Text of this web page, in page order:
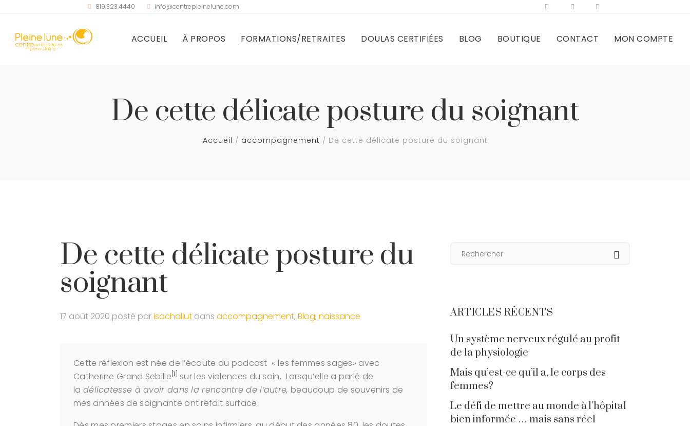
819.323.4440 info@centrepleinelune.com
ACCUEIL À PROPOS FORMATIONS/RETRAITES DOULAS CERTIFIÉES BLOG BOUTIQUE CONTACT MON COMPTE
De cette délicate posture du soignant
Accueil accompagnement De cette délicate posture du soignant
De cette délicate posture du
soignant
17 août 2020 posté parisachallut dans accompagnement, Blog, naissance
Cette réflexion est née de l’écoute du podcast « les femmes sages» avec
Catherine Grand Sebille [1]
sur les violences du soin. Lorsqu’elle a parlé de
la délicatesse à avoir dans la rencontre de l’autre, beaucoup de souvenirs de
mes années de soignante ont refait surface.
ARTICLES RÉCENTS
Un système nerveux régulé au profit
de la physiologie
Mais qu’est-ce qu’il a, le corps des
femmes?
Le défi de mettre au monde à l’hôpital
bien informée … mais sans réel